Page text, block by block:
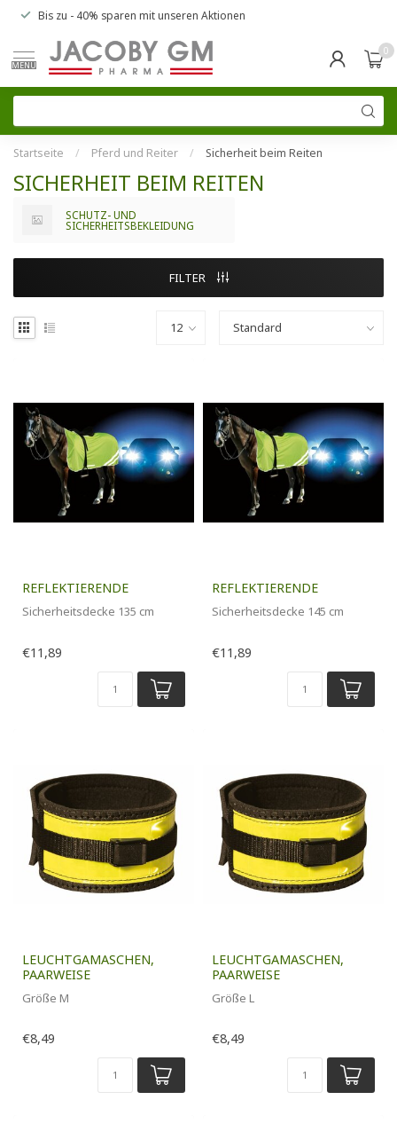
Bis zu - 40% sparen mit unseren Aktionen
MENU
0
Startseite / Pferd und Reiter / Sicherheit beim Reiten
SICHERHEIT BEIM REITEN
SCHUTZ- UND
SICHERHEITSBEKLEIDUNG
FILTER
REFLEKTIERENDE
Sicherheitsdecke 135 cm
€11,89
REFLEKTIERENDE
Sicherheitsdecke 145 cm
€11,89
LEUCHTGAMASCHEN,
PAARWEISE
Größe M
€8,49
LEUCHTGAMASCHEN,
PAARWEISE
Größe L
€8,49